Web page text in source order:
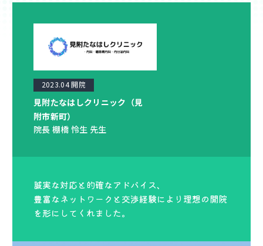
2023.04 開院
見附たなはしクリニック（見
附市新町）
院長 棚橋 怜生 先生
誠実な対応と的確なアドバイス、
豊富なネットワークと交渉経験により理想の開院
を形にしてくれました。